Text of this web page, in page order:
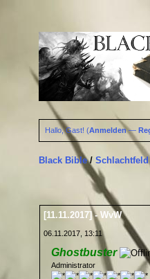
Hallo, Gast! (Anmelden—
Black Bible/Schlachtfeld
[11.11.2017] - WvW
06.11.2017, 13:11
Ghostbuster
Administrator